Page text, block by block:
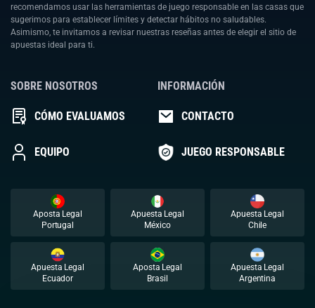
recomendamos usar las herramientas de juego responsable en las casas que
sugerimos para establecer límites y detectar hábitos no saludables.
Asimismo, te invitamos a revisar nuestras reseñas antes de elegir el sitio de
apuestas ideal para ti.
SOBRE NOSOTROS
CÓMO EVALUAMOS
EQUIPO
INFORMACIÓN
CONTACTO
JUEGO RESPONSABLE
Aposta Legal
Portugal
Apuesta Legal
México
Apuesta Legal
Chile
Apuesta Legal
Ecuador
Aposta Legal
Brasil
Apuesta Legal
Argentina